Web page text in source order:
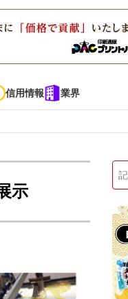
信用情報 業界
信用情報 業界 市
本機特集 2022 見える化
示